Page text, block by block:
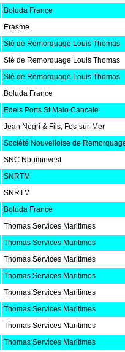
Boluda France
Erasme
Sté de Remorquage Louis Thomas
Sté de Remorquage Louis Thomas
Sté de Remorquage Louis Thomas
Boluda France
Edeis Ports St Malo Cancale
Jean Negri & Fils, Fos-sur-Mer
Société Nouvelloise de
SNC Nouminvest
SNRTM
SNRTM
Boluda France
Thomas Services Maritimes
Thomas Services Maritimes
Thomas Services Maritimes
Thomas Services Maritimes
Thomas Services Maritimes
Thomas Services Maritimes
Thomas Services Maritimes
Thomas Services Maritimes